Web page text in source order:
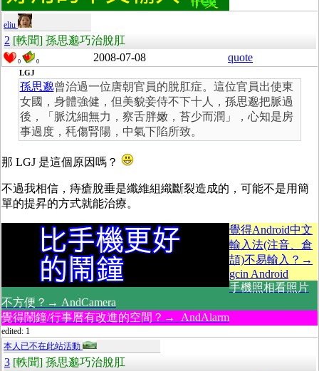
eliu
2 [軼聞] 孫思邈巧治脫肛
0 0 2008-07-08 quote
LGJ
孫思邈曾治過一位唐朝官員的脫肛症。這位官員出使東
女國，身體強健，但美貌妾侍不下十人，孫思邈把脈過
後，「脈沈細無力，察舌胖嫩，苔少而潤」，心知是房
事過度，秏傷腎陽，中氣下陷所致。
那 LGJ 是這個原因嗎？
不過我相信，痔瘡脫垂是纖維組織斷裂造成的，可能不是用簡
單的提昇的方式就能治療。
覺得Android中文
輸入法(注音、倉
頡)不易輸入？→
gcin Android
手機照相看照片
不方便？→ AndCamera
覺得鬧鐘/行事曆有改進的空間？→ AndAlarm
edited: 1
本人已不在此站活動
3 [軼聞] 孫思邈巧治脫肛